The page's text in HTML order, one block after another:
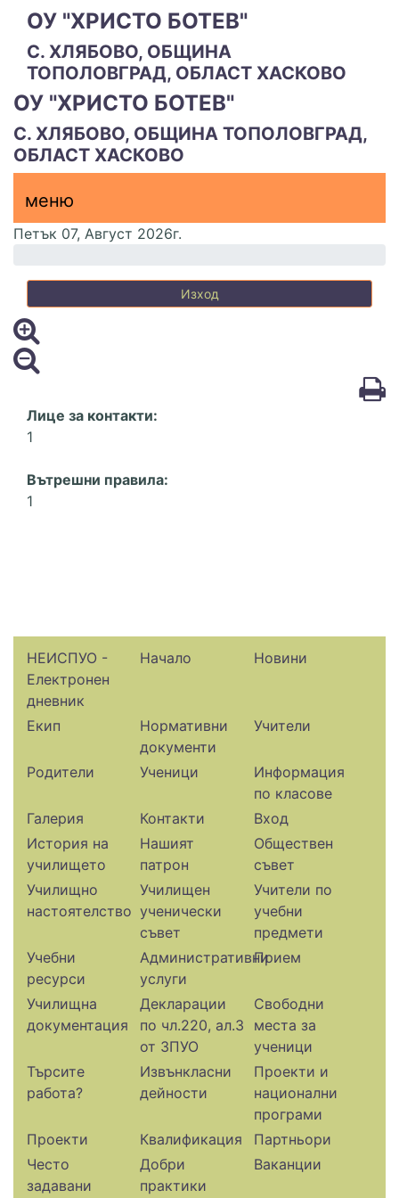
ОУ "ХРИСТО БОТЕВ"
С. ХЛЯБОВО, ОБЩИНА
ТОПОЛОВГРАД, ОБЛАСТ ХАСКОВО
ОУ "ХРИСТО БОТЕВ"
С. ХЛЯБОВО, ОБЩИНА ТОПОЛОВГРАД,
ОБЛАСТ ХАСКОВО
меню горно
меню
меню
Петък 07, Август 2026г.
Изход
Лице за контакти:
1
Вътрешни правила:
1
НЕИСПУО -
Електронен
дневник
Начало Новини
Екип
Нормативни
документи
Учители
Родители Ученици
Информация
по класове
Галерия
Контакти
Вход
История на
училището
Нашият
патрон
Обществен
съвет
Училищно
настоятелство
Училищен
ученически
съвет
Учители по
учебни
предмети
Учебни
ресурси
Административни
услуги
Прием
Училищна
документация
Декларации
по чл.220, ал.3
от ЗПУО
Свободни
места за
ученици
Търсите
работа?
Извънкласни
дейности
Проекти и
национални
програми
Проекти
Квалификация
Партньори
Често
задавани
Добри
практики
Ваканции